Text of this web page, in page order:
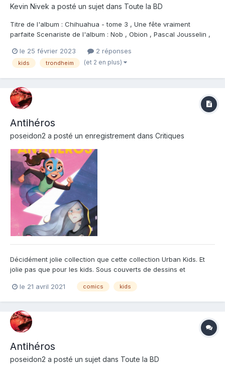
Kevin Nivek a posté un sujet dans Toute la BD
Titre de l'album : Chihuahua - tome 3 , Une fête vraiment
parfaite Scenariste de l'album : Nob , Obion , Pascal Jousselin ,
Jousselin , Lewis Trondheim Coloriste : Editeur de l'album :
Autres Editeurs/Auto editions No...
le 25 février 2023 2 réponses
kids trondheim (et 2 en plus)
Antihéros
poseidon2 a posté un enregistrement dans Critiques
Décidément jolie collection que cette collection Urban Kids. Et
jolie pas que pour les kids. Sous couverts de dessins et
passionnant. On suit avec plaisir les aventures de nos deux
le 21 avril 2021 comics kids
Antihéros
poseidon2 a posté un sujet dans Toute la BD